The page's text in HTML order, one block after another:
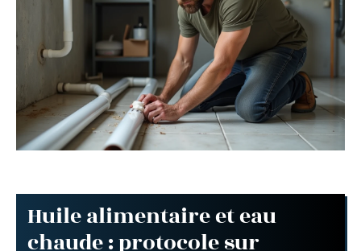
Huile alimentaire et eau
chaude : protocole sur